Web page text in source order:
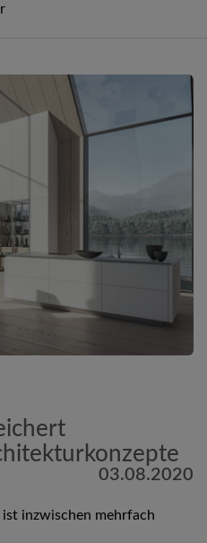
03.08.2020
inzwischen mehrfach